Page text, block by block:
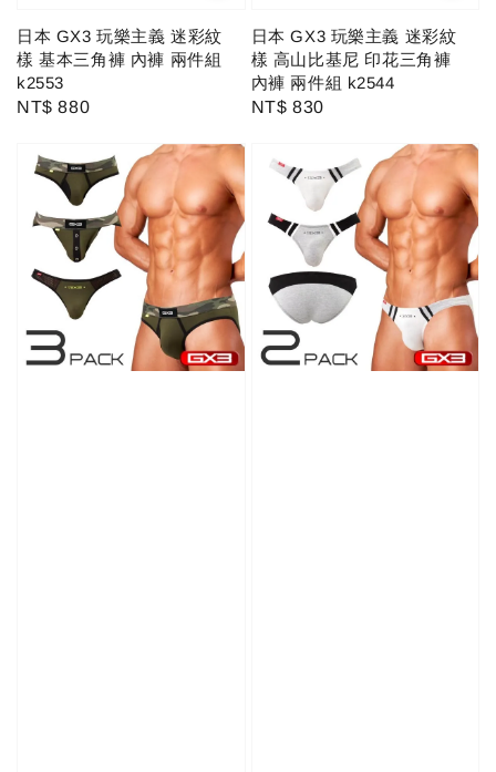
日本 GX3 玩樂主義 迷彩紋
樣 基本三角褲 內褲 兩件組
k2553
Regular
NT$ 880
日本 GX3 玩樂主義 迷彩紋
樣 高山比基尼 印花三角褲
內褲 兩件組 k2544
Regular
NT$ 830